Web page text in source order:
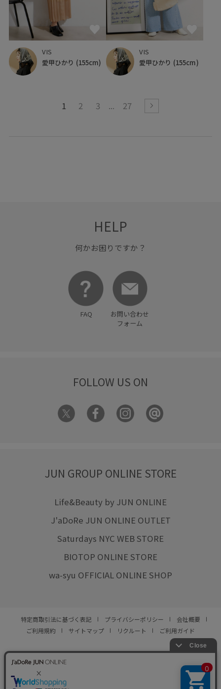
VIS
愛甲ひかり (155cm)
VIS
愛甲ひかり (155cm)
1 2 3 27
HELP
何かお困りですか？
FAQ
お問い合わせ
フォーム
FOLLOW US ON
JUN GROUP ONLINE STORE
Life&Beauty by JUN ONLINE
J'aDoRe JUN ONLINE OUTLET
Saturdays NYC WEB STORE
BIOTOP ONLINE STORE
wa-syu OFFICIAL ONLINE SHOP
特定商取引法に基づく表記 プライバシーポリシー
会社概要
ご利用規約
サイトマップ リクルート ご利用ガイド
© JUN CO.,LTD. ALL RIGHTS RESERVED.